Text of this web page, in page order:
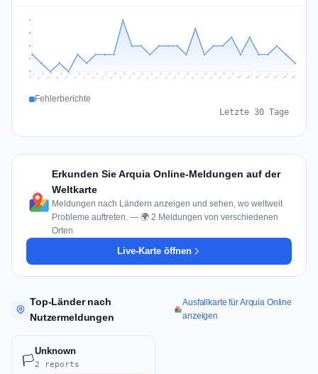
2
3
5
6
Jul 9 Jul 10 Jul 11 Jul 12 Jul 13 Jul 14 Jul 15 Jul 16 Jul 17 Jul 18 Jul 19 Jul 20 Jul 21 Jul 22 Jul 23 Jul 24 Jul 25 Jul 26 Jul 27 Jul 28 Jul 29 Jul 30 Jul 31 Aug 1 Aug 2 Aug 3 Aug 4 Aug 5 Aug 6 Aug 7
Fehlerberichte
Letzte 30 Tage
Erkunden Sie Arquia Online-Meldungen auf der
Weltkarte
Meldungen nach Ländern anzeigen und sehen, wo weltweit
Probleme auftreten. — 🌍 2 Meldungen von verschiedenen
Orten
Live-Karte öffnen
Top-Länder nach
Nutzermeldungen
Ausfallkarte für Arquia Online
anzeigen
🏳️
Unknown
2 reports